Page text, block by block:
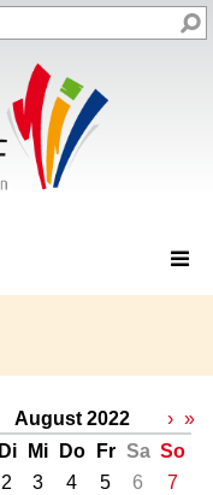
August 2022
Di Mi Do Fr Sa So
2 3 4 5 6
7
› »